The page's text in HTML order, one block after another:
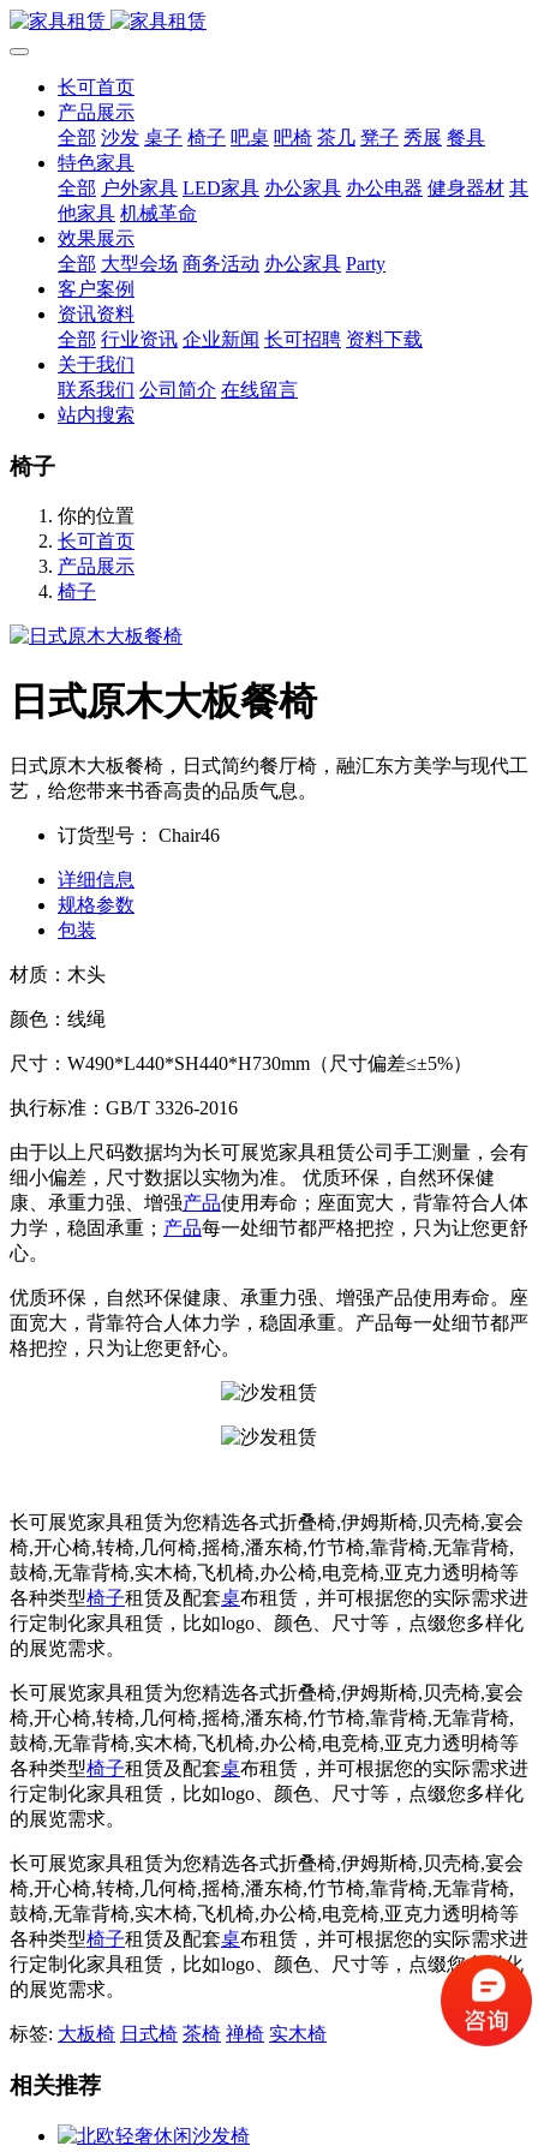
长可首页
产品展示
全部 沙发 桌子 椅子 吧桌 吧椅 茶几 凳子 秀展 餐具
特色家具
全部 户外家具 LED家具 办公家具 办公电器 健身器材 其
他家具 机械革命
效果展示
全部 大型会场 商务活动 办公家具 Party
客户案例
资讯资料
全部 行业资讯 企业新闻 长可招聘 资料下载
关于我们
联系我们 公司简介 在线留言
站内搜索
椅子
你的位置
长可首页
产品展示
椅子
日式原木大板餐椅
日式原木大板餐椅，日式简约餐厅椅，融汇东方美学与现代工
艺，给您带来书香高贵的品质气息。
订货型号： Chair46
详细信息
规格参数
包装
材质：木头
颜色：线绳
尺寸：W490*L440*SH440*H730mm（尺寸偏差≤±5%）
执行标准：GB/T 3326-2016
由于以上尺码数据均为长可展览家具租赁公司手工测量，会有
细小偏差，尺寸数据以实物为准。 优质环保，自然环保健
康、承重力强、增强产品使用寿命；座面宽大，背靠符合人体
力学，稳固承重； 产品每一处细节都严格把控，只为让您更舒
心。
优质环保，自然环保健康、承重力强、增强产品使用寿命。座
面宽大，背靠符合人体力学，稳固承重。产品每一处细节都严
格把控，只为让您更舒心。
长可展览家具租赁为您精选各式折叠椅,伊姆斯椅,贝壳椅,宴会
椅,开心椅,转椅,几何椅,摇椅,潘东椅,竹节椅,靠背椅,无靠背椅,
鼓椅,无靠背椅,实木椅,飞机椅,办公椅,电竞椅,亚克力透明椅等
各种类型椅子租赁及配套桌布租赁，并可根据您的实际需求进
行定制化家具租赁，比如logo、颜色、尺寸等，点缀您多样化
的展览需求。
长可展览家具租赁为您精选各式折叠椅,伊姆斯椅,贝壳椅,宴会
椅,开心椅,转椅,几何椅,摇椅,潘东椅,竹节椅,靠背椅,无靠背椅,
鼓椅,无靠背椅,实木椅,飞机椅,办公椅,电竞椅,亚克力透明椅等
各种类型椅子租赁及配套桌布租赁，并可根据您的实际需求进
行定制化家具租赁，比如logo、颜色、尺寸等，点缀您多样化
的展览需求。
长可展览家具租赁为您精选各式折叠椅,伊姆斯椅,贝壳椅,宴会
椅,开心椅,转椅,几何椅,摇椅,潘东椅,竹节椅,靠背椅,无靠背椅,
鼓椅,无靠背椅,实木椅,飞机椅,办公椅,电竞椅,亚克力透明椅等
各种类型椅子租赁及配套桌布租赁，并可根据您的实际需求进
行定制化家具租赁，比如logo、颜色、尺寸等，点缀您多样化
的展览需求。
标签: 大板椅 日式椅 茶椅 禅椅 实木椅
相关推荐